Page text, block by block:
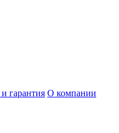
гарантия О компании